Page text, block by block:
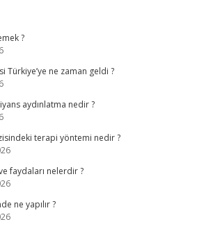
?
Türkiye’ye ne zaman geldi ?
aydınlatma nedir ?
terapi yöntemi nedir ?
faydaları nelerdir ?
ne yapılır ?